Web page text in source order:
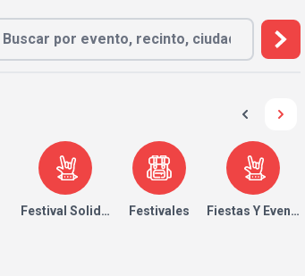
Festival Solidario Festivales Fiestas Y Eventos